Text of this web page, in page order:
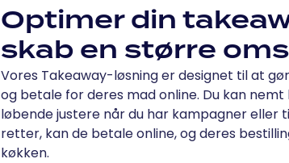
Optimer din
skab en større
Vores Takeaway-løsning er designet til at
og betale for deres mad online. Du kan
løbende justere når du har kampagner eller
retter, kan de betale online, og deres
køkken.